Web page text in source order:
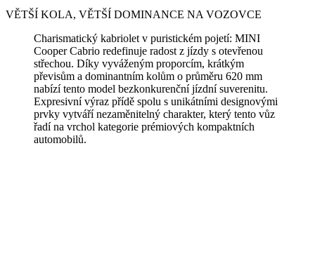
VĚTŠÍ KOLA, VĚTŠÍ DOMINANCE NA VOZOVCE
Charismatický kabriolet v puristickém pojetí: MINI
Cooper Cabrio redefinuje radost z jízdy s otevřenou
střechou. Díky vyváženým proporcím, krátkým
převisům a dominantním kolům o průměru 620 mm
nabízí tento model bezkonkurenční jízdní suverenitu.
Expresivní výraz přídě spolu s unikátními designovými
prvky vytváří nezaměnitelný charakter, který tento vůz
řadí na vrchol kategorie prémiových kompaktních
automobilů.